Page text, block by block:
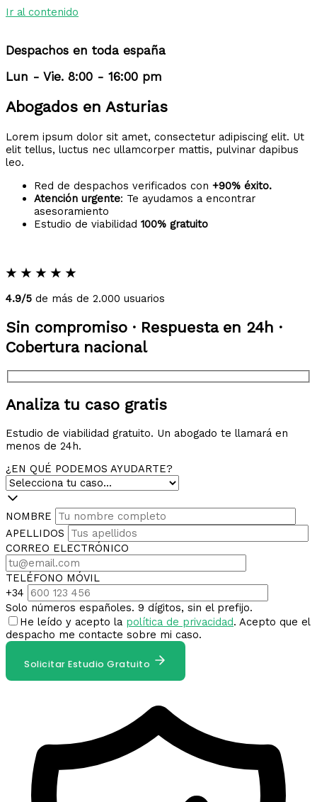
Ir al contenido
Despachos en toda españa
Lun - Vie. 8:00 - 16:00 pm
Abogados en Asturias
Lorem ipsum dolor sit amet, consectetur adipiscing elit. Ut
elit tellus, luctus nec ullamcorper mattis, pulvinar dapibus
leo.
Red de despachos verificados con +90% éxito.
Atención urgente: Te ayudamos a encontrar
asesoramiento
Estudio de viabilidad 100% gratuito
★ ★ ★ ★ ★
4.9/5 de más de 2.000 usuarios
Sin compromiso · Respuesta en 24h ·
Cobertura nacional
Analiza tu caso gratis
Estudio de viabilidad gratuito. Un abogado te llamará en
menos de 24h.
¿EN QUÉ PODEMOS AYUDARTE?
NOMBRE
APELLIDOS
CORREO ELECTRÓNICO
TELÉFONO MÓVIL
+34
Solo números españoles. 9 dígitos, sin el prefijo.
He leído y acepto la política de privacidad. Acepto que el
despacho me contacte sobre mi caso.
Solicitar Estudio Gratuito